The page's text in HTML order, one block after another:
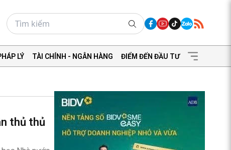
LÝ TÀI CHÍNH - NGÂN HÀNG ĐIỂM ĐẾN ĐẦU TƯ
thủ thủ